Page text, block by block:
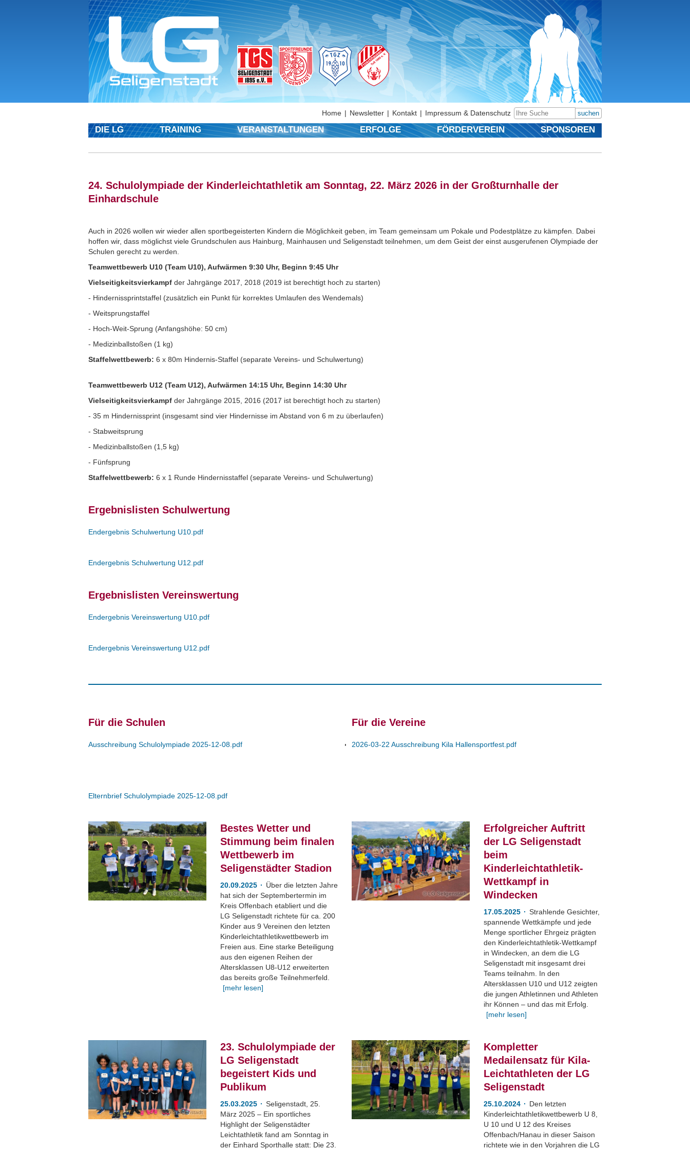
suchen
Home Newsletter Kontakt Impressum & Datenschutz
DIE LG TRAINING VERANSTALTUNGEN ERFOLGE FÖRDERVEREIN SPONSOREN
24. Schulolympiade der Kinderleichtathletik am Sonntag, 22. März 2026 in der Großturnhalle der
Einhardschule
Auch in 2026 wollen wir wieder allen sportbegeisterten Kindern die Möglichkeit geben, im Team gemeinsam um Pokale und Podestplätze zu kämpfen. Dabei
hoffen wir, dass möglichst viele Grundschulen aus Hainburg, Mainhausen und Seligenstadt teilnehmen, um dem Geist der einst ausgerufenen Olympiade der
Schulen gerecht zu werden.
Teamwettbewerb U10 (Team U10), Aufwärmen 9:30 Uhr, Beginn 9:45 Uhr
Vielseitigkeitsvierkampf der Jahrgänge 2017, 2018 (2019 ist berechtigt hoch zu starten)
- Hindernissprintstaffel (zusätzlich ein Punkt für korrektes Umlaufen des Wendemals)
- Weitsprungstaffel
- Hoch-Weit-Sprung (Anfangshöhe: 50 cm)
- Medizinballstoßen (1 kg)
Staffelwettbewerb: 6 x 80m Hindernis-Staffel (separate Vereins- und Schulwertung)
Teamwettbewerb U12 (Team U12), Aufwärmen 14:15 Uhr, Beginn 14:30 Uhr
Vielseitigkeitsvierkampf der Jahrgänge 2015, 2016 (2017 ist berechtigt hoch zu starten)
- 35 m Hindernissprint (insgesamt sind vier Hindernisse im Abstand von 6 m zu überlaufen)
- Stabweitsprung
- Medizinballstoßen (1,5 kg)
- Fünfsprung
Staffelwettbewerb: 6 x 1 Runde Hindernisstaffel (separate Vereins- und Schulwertung)
Ergebnislisten Schulwertung
Endergebnis Schulwertung U10.pdf
Endergebnis Schulwertung U12.pdf
Ergebnislisten Vereinswertung
Endergebnis Vereinswertung U10.pdf
Endergebnis Vereinswertung U12.pdf
Für die Schulen
Ausschreibung Schulolympiade 2025-12-08.pdf
Für die Vereine
2026-03-22 Ausschreibung Kila Hallensportfest.pdf
Elternbrief Schulolympiade 2025-12-08.pdf
LG Seligenstadt
Bestes Wetter und
Stimmung beim finalen
Wettbewerb im
Seligenstädter Stadion
20.09.2025
Über die letzten Jahre
hat sich der Septembertermin im
Kreis Offenbach etabliert und die
LG Seligenstadt richtete für ca. 200
Kinder aus 9 Vereinen den letzten
Kinderleichtathletikwettbewerb im
Freien aus. Eine starke Beteiligung
aus den eigenen Reihen der
Altersklassen U8-U12 erweiterten
das bereits große Teilnehmerfeld.
[mehr lesen]
LG Seligenstadt
Erfolgreicher Auftritt
der LG Seligenstadt
beim
Kinderleichtathletik-
Wettkampf in
Windecken
17.05.2025
Strahlende Gesichter,
spannende Wettkämpfe und jede
Menge sportlicher Ehrgeiz prägten
den Kinderleichtathletik-Wettkampf
in Windecken, an dem die LG
Seligenstadt mit insgesamt drei
Teams teilnahm. In den
Altersklassen U10 und U12 zeigten
die jungen Athletinnen und Athleten
ihr Können – und das mit Erfolg.
[mehr lesen]
LG Seligenstadt
23. Schulolympiade der
LG Seligenstadt
begeistert Kids und
Publikum
25.03.2025
Seligenstadt, 25.
März 2025 – Ein sportliches
Highlight der Seligenstädter
Leichtathletik fand am Sonntag in
der Einhard Sporthalle statt: Die 23.
LG Seligenstadt
Kompletter
Medailensatz für Kila-
Leichtathleten der LG
Seligenstadt
25.10.2024
Den letzten
Kinderleichtathletikwettbewerb U 8,
U 10 und U 12 des Kreises
Offenbach/Hanau in dieser Saison
richtete wie in den Vorjahren die LG